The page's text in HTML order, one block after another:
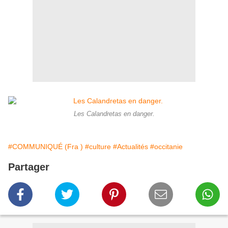
Les Calandretas en danger.
#COMMUNIQUÉ (Fra ) #culture #Actualités #occitanie
Partager